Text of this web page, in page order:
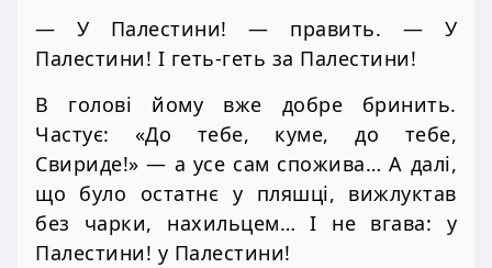
— У Палестини! — править. — У
Палестини! І геть-геть за Палестини!
В голові йому вже добре бринить.
Частує: «До тебе, куме, до тебе,
Свириде!» — а усе сам спожива… А далі,
що було остатнє у пляшці, вижлуктав
без чарки, нахильцем… І не вгава: у
Палестини! у Палестини!